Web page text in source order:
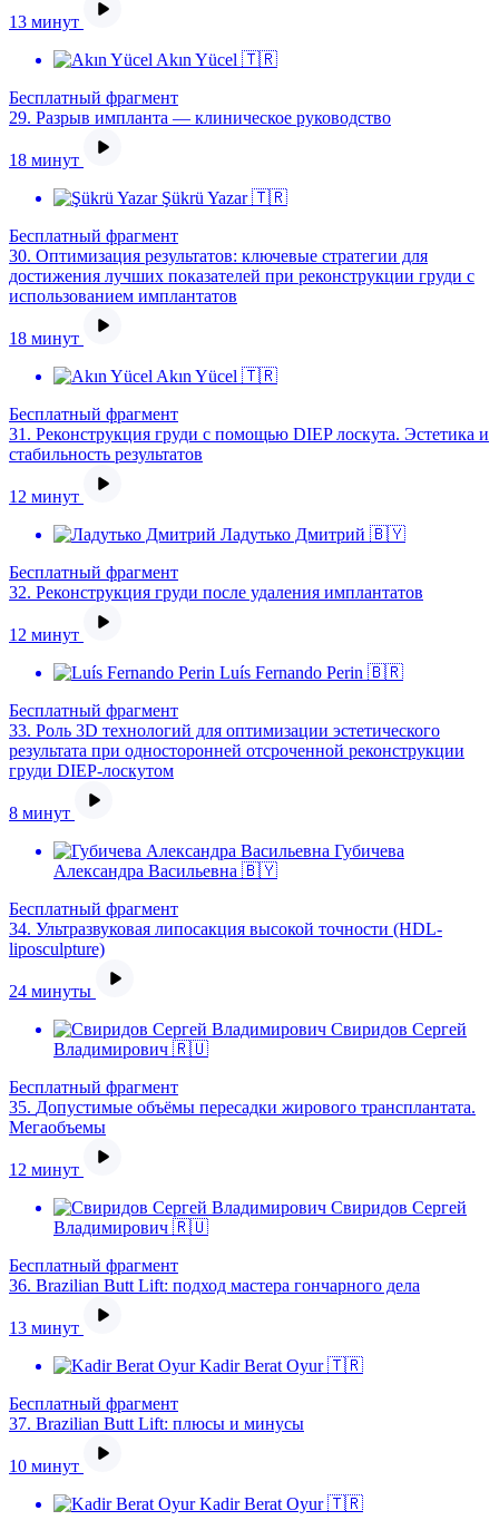
13 минут
Akın Yücel 🇹🇷
Бесплатный фрагмент
29. Разрыв импланта — клиническое руководство
18 минут
Şükrü Yazar 🇹🇷
Бесплатный фрагмент
30. Оптимизация результатов: ключевые стратегии для
достижения лучших показателей при реконструкции груди с
использованием имплантатов
18 минут
Akın Yücel 🇹🇷
Бесплатный фрагмент
31. Реконструкция груди с помощью DIEP лоскута. Эстетика и
стабильность результатов
12 минут
Ладутько Дмитрий 🇧🇾
Бесплатный фрагмент
32. Реконструкция груди после удаления имплантатов
12 минут
Luís Fernando Perin 🇧🇷
Бесплатный фрагмент
33. Роль 3D технологий для оптимизации эстетического
результата при односторонней отсроченной реконструкции
груди DIEP-лоскутом
8 минут
Губичева
Александра Васильевна 🇧🇾
Бесплатный фрагмент
34. Ультразвуковая липосакция высокой точности (HDL-
liposculpture)
24 минуты
Свиридов Сергей
Владимирович 🇷🇺
Бесплатный фрагмент
35. Допустимые объёмы пересадки жирового трансплантата.
Мегаобъемы
12 минут
Свиридов Сергей
Владимирович 🇷🇺
Бесплатный фрагмент
36. Brazilian Butt Lift: подход мастера гончарного дела
13 минут
Kadir Berat Oyur 🇹🇷
Бесплатный фрагмент
37. Brazilian Butt Lift: плюсы и минусы
10 минут
Kadir Berat Oyur 🇹🇷